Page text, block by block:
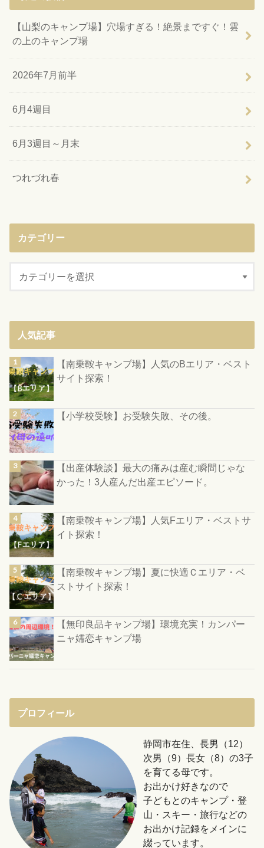
【山梨のキャンプ場】穴場すぎる！絶景まですぐ！雲
の上のキャンプ場
2026年7月前半
6月4週目
6月3週目～月末
つれづれ春
カテゴリー
人気記事
【南乗鞍キャンプ場】人気のBエリア・ベスト
サイト探索！
【小学校受験】お受験失敗、その後。
【出産体験談】最大の痛みは産む瞬間じゃな
かった！3人産んだ出産エピソード。
【南乗鞍キャンプ場】人気Fエリア・ベストサ
イト探索！
【南乗鞍キャンプ場】夏に快適Ｃエリア・ベ
ストサイト探索！
【無印良品キャンプ場】環境充実！カンパー
ニャ嬬恋キャンプ場
プロフィール
静岡市在住、長男（12）
次男（9）長女（8）の3子
を育てる母です。
お出かけ好きなので
子どもとのキャンプ・登
山・スキー・旅行などの
お出かけ記録をメインに
綴っています。